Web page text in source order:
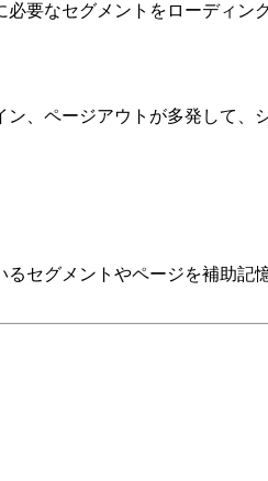
要なセグメントをローディン
ページアウトが多発して、
セグメントやページを補助記